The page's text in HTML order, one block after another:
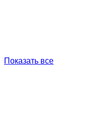
Показать все